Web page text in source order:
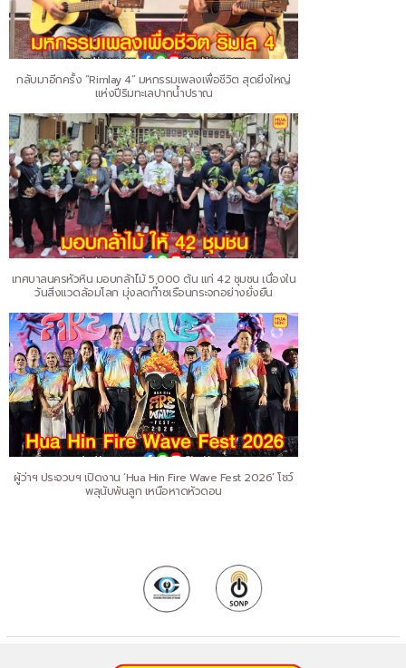
กลับมาอีกครั้ง “Rimlay 4” มหกรรมเพลงเพื่อชีวิต สุดยิ่งใหญ่
แห่งปีริมทะเลปากน้ำปราณ
เทศบาลนครหัวหิน มอบกล้าไม้ 5,000 ต้น แก่ 42 ชุมชน เนื่องใน
วันสิ่งแวดล้อมโลก มุ่งลดก๊าซเรือนกระจกอย่างยั่งยืน
ผู้ว่าฯ ประจวบฯ เปิดงาน ‘Hua Hin Fire Wave Fest 2026’ โชว์
พลุนับพันลูก เหนือหาดหัวดอน